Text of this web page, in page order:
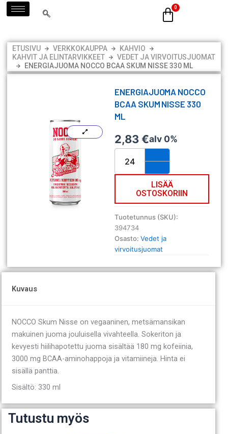
Siirry
sisältöön
ETUSIVU VERKKOKAUPPA
KAHVIO
KAHVIT JA ELINTARVIKKEET
VEDET JA VIRVOITUSJUOMAT
ENERGIAJUOMA NOCCO BCAA SKUM NISSE 330 ML
ENERGIAJUOMA NOCCO
BCAA SKUM NISSE 330
ML
2,83€alv 0%
Energiajuoma
Nocco
BCAA
330
ml
määrä
LISÄÄ
OSTOSKORIIN
Tuotetunnus (SKU):
394734
Osasto:Vedet ja
virvoitusjuomat
Kuvaus
NOCCO Skum Nisse on vegaaninen, metsämansikan
makuinen juoma jouluisella vivahteella. Sokeriton ja
kevyesti hiilihapotettu juoma sisältää 180 mg kofeiinia,
3000 mg BCAA-aminohappoja ja vitamiineja. Hinta ei
sisällä panttia.
Sisältö: 330 ml
Tutustu myös